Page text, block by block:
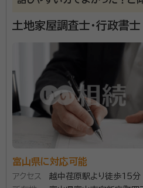
土地家屋調査士・行政書
富山県に対応可能
アクセス
越中荏原駅より徒歩15分